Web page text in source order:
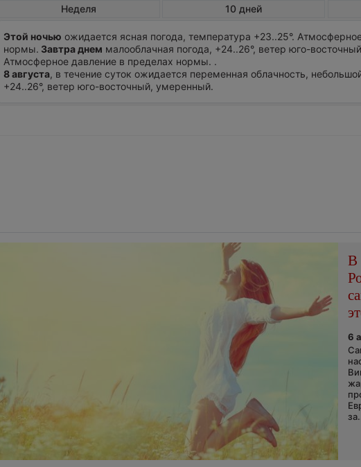
Неделя 10 дней
Этой ночью ожидается ясная погода, температура +23..25°.
нормы. Завтра днем малооблачная погода, +24..26°, ветер юго-
Атмосферное давление в пределах нормы. .
8 августа, в течение суток ожидается переменная облачность,
+24..26°, ветер юго-восточный, умеренный.
В
6